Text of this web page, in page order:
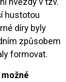
hustotou
díry byly
způsobem
formovat.